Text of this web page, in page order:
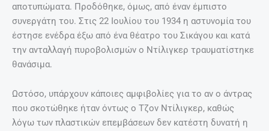
αποτυπώματα. Προδόθηκε, όμως, από έναν έμπιστο
συνεργάτη του. Στις 22 Ιουλίου του 1934 η αστυνομία του
έστησε ενέδρα έξω από ένα θέατρο του Σικάγου και κατά
την ανταλλαγή πυροβολισμών ο Ντίλιγκερ τραυματίστηκε
θανάσιμα.
Ωστόσο, υπάρχουν κάποιες αμφιβολίες για το αν ο άντρας
που σκοτώθηκε ήταν όντως ο Τζον Ντίλιγκερ, καθώς
λόγω των πλαστικών επεμβάσεων δεν κατέστη δυνατή η